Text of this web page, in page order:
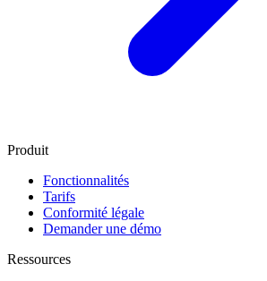
Produit
Fonctionnalités
Tarifs
Conformité légale
Demander une démo
Ressources